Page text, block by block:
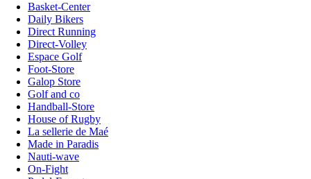
Basket-Center
Daily Bikers
Direct Running
Direct-Volley
Espace Golf
Foot-Store
Galop Store
Golf and co
Handball-Store
House of Rugby
La sellerie de Maé
Made in Paradis
Nauti-wave
On-Fight